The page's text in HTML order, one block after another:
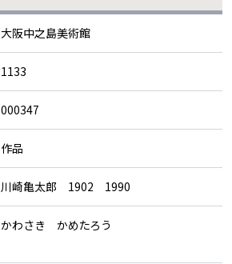
大阪中之島美術館
1133
000347
作品
川崎亀太郎 1902 1990
かわさき かめたろう